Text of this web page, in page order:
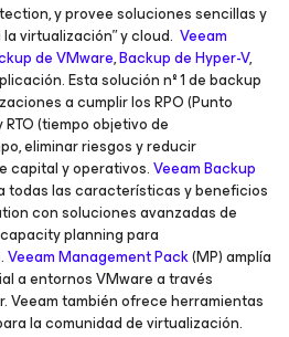
y provee soluciones sencillas y
virtualización” y cloud. Veeam
de VMware,Backup de Hyper-V,
Esta solución nº 1 de backup
a cumplir los RPO (Punto
(tiempo objetivo de
eliminar riesgos y reducir
capital y operativos.Veeam Backup
todas las características y beneficios
con soluciones avanzadas de
planning para
Veeam Management Pack(MP) amplía
a entornos VMware a través
Veeam también ofrece herramientas
la comunidad de virtualización.